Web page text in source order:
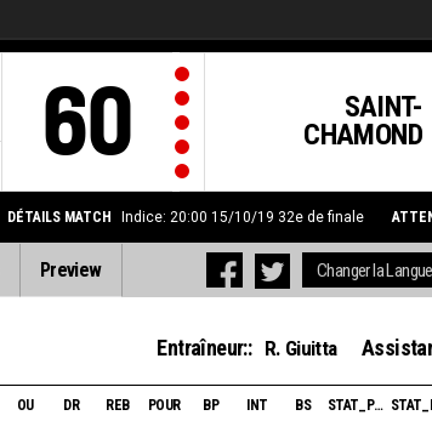
SAINT-
CHAMOND
60
DÉTAILS MATCH Indice: 20:00 15/10/19 32e de finale
Preview
Entraîneur:: R. Giuitta
OU DR REB POUR BP INT BS STAT_PERSONMATCH_BASKETBALL_SBLOCKSRECEIVED_ABBREV